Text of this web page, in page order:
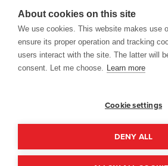
About cookies on this site
We use cookies. This website makes use
ensure its proper operation and tracking
users interact with the site. The latter will
consent. Let me choose. Learn more
Cookie settings
DENY ALL
Isenção de responsabilidade e
Mapa do site
IDIOMAS
finalizando com @aviagen.com.